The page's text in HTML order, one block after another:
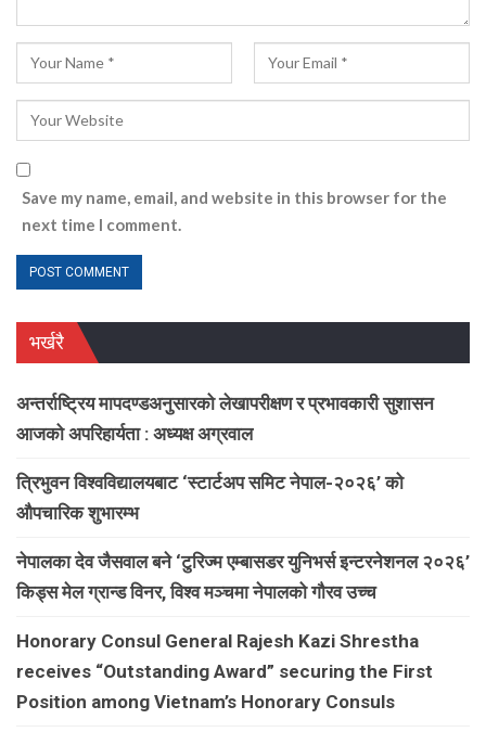
Save my name, email, and website in this browser for the
next time I comment.
भर्खरै
अन्तर्राष्ट्रिय मापदण्डअनुसारको लेखापरीक्षण र प्रभावकारी सुशासन
आजको अपरिहार्यता : अध्यक्ष अग्रवाल
त्रिभुवन विश्वविद्यालयबाट ‘स्टार्टअप समिट नेपाल-२०२६’ को
औपचारिक शुभारम्भ
नेपालका देव जैसवाल बने ‘टुरिज्म एम्बासडर युनिभर्स इन्टरनेशनल २०२६’
किड्स मेल ग्रान्ड विनर, विश्व मञ्चमा नेपालको गौरव उच्च
Honorary Consul General Rajesh Kazi Shrestha
receives “Outstanding Award” securing the First
Position among Vietnam’s Honorary Consuls